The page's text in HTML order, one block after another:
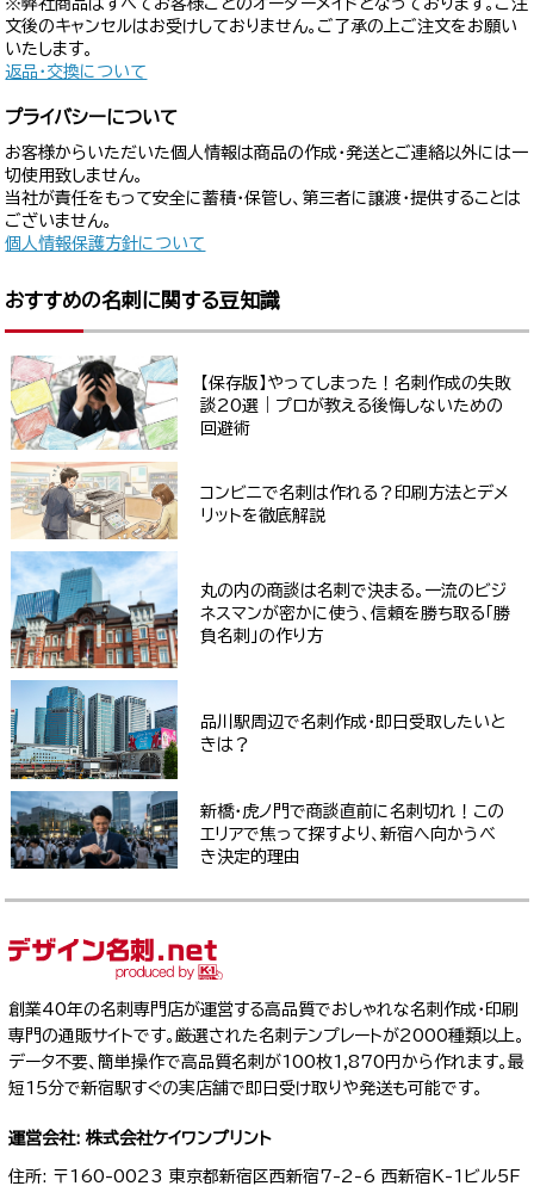
文後のキャンセルはお受けしておりません。ご了承の上ご注文をお願い
いたします。
返品・交換について
プライバシーについて
お客様からいただいた個人情報は商品の作成・発送とご連絡以外には一
切使用致しません。
当社が責任をもって安全に蓄積・保管し、第三者に譲渡・提供することは
ございません。
個人情報保護方針について
おすすめの名刺に関する豆知識
【保存版】やってしまった！名刺作成の失敗
談20選｜プロが教える後悔しないための
回避術
コンビニで名刺は作れる？印刷方法とデメ
リットを徹底解説
丸の内の商談は名刺で決まる。一流のビジ
ネスマンが密かに使う、信頼を勝ち取る「勝
負名刺」の作り方
品川駅周辺で名刺作成・即日受取したいと
きは？
新橋・虎ノ門で商談直前に名刺切れ！この
エリアで焦って探すより、新宿へ向かうべ
き決定的理由
創業40年の名刺専門店が運営する高品質でおしゃれな名刺作成・印刷
専門の通販サイトです。厳選された名刺テンプレートが2000種類以上。
データ不要、簡単操作で高品質名刺が100枚1,870円から作れます。最
短15分で新宿駅すぐの実店舗で即日受け取りや発送も可能です。
運営会社: 株式会社ケイワンプリント
住所: 〒160-0023 東京都新宿区西新宿7-2-6 西新宿K-1ビル5F